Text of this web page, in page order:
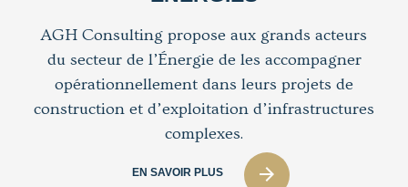
AGH Consulting propose aux grands acteurs
du secteur de l’Énergie de les accompagner
opérationnellement dans leurs projets de
construction et d’exploitation d’infrastructures
complexes.
EN SAVOIR PLUS arrow_forward